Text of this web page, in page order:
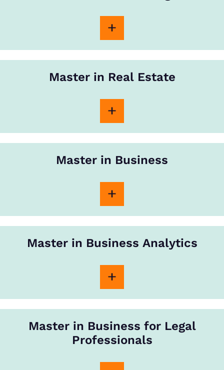
Master in Real Estate
Master in Business
Master in Business Analytics
Master in Business for Legal
Professionals